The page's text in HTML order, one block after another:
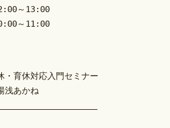
～13:00
～11:00
・育休対応入門セミナー
浅あかね